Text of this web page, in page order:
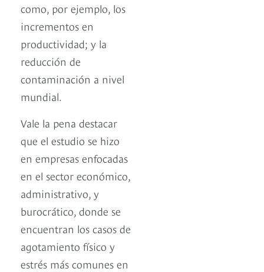
como, por ejemplo, los
incrementos en
productividad; y la
reducción de
contaminación a nivel
mundial.
Vale la pena destacar
que el estudio se hizo
en empresas enfocadas
en el sector económico,
administrativo, y
burocrático, donde se
encuentran los casos de
agotamiento físico y
estrés más comunes en